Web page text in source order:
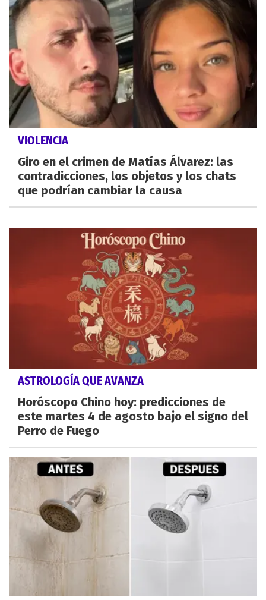
VIOLENCIA
Giro en el crimen de Matías Álvarez: las
contradicciones, los objetos y los chats
que podrían cambiar la causa
ASTROLOGÍA QUE AVANZA
Horóscopo Chino hoy: predicciones de
este martes 4 de agosto bajo el signo del
Perro de Fuego